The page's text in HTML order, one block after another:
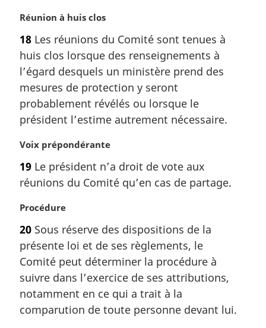
a
g
i
n
a
e
:
N
t
e
m
a
g
i
a
l
e
:
Réunion à huis clos
18 Les réunions du Comité sont tenues à
huis clos lorsque des renseignements à
l’égard desquels un ministère prend des
mesures de protection y seront
probablement révélés ou lorsque le
président l’estime autrement nécessaire.
N
t
e
a
r
g
i
n
a
e
:
Voix prépondérante
19 Le président n’a droit de vote aux
réunions du Comité qu’en cas de partage.
N
t
e
m
a
g
i
Procédure
20 Sous réserve des dispositions de la
présente loi et de ses règlements, le
Comité peut déterminer la procédure à
suivre dans l’exercice de ses attributions,
notamment en ce qui a trait à la
comparution de toute personne devant lui.